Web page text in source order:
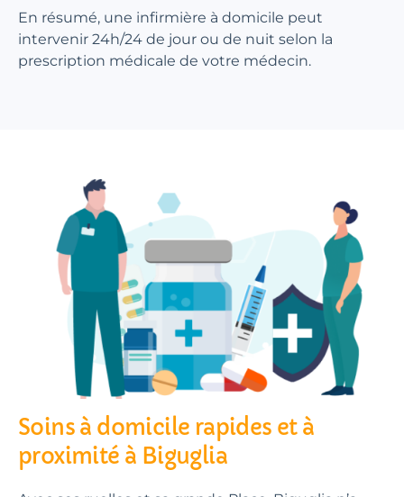
En résumé, une infirmière à domicile peut
intervenir 24h/24 de jour ou de nuit selon la
prescription médicale de votre médecin.
Soins à domicile rapides et à
proximité à Biguglia